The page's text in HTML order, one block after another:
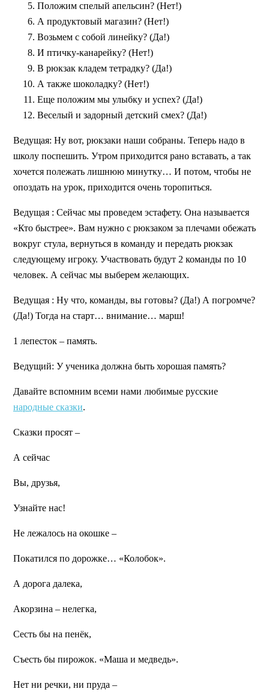
Положим спелый апельсин? (Нет!)
А продуктовый магазин? (Нет!)
Возьмем с собой линейку? (Да!)
И птичку-канарейку? (Нет!)
В рюкзак кладем тетрадку? (Да!)
А также шоколадку? (Нет!)
Еще положим мы улыбку и успех? (Да!)
Веселый и задорный детский смех? (Да!)
Ведущая: Ну вот, рюкзаки наши собраны. Теперь надо в
школу поспешить. Утром приходится рано вставать, а так
хочется полежать лишнюю минутку… И потом, чтобы не
опоздать на урок, приходится очень торопиться.
Ведущая : Сейчас мы проведем эстафету. Она называется
«Кто быстрее». Вам нужно с рюкзаком за плечами обежать
вокруг стула, вернуться в команду и передать рюкзак
следующему игроку. Участвовать будут 2 команды по 10
человек. А сейчас мы выберем желающих.
Ведущая : Ну что, команды, вы готовы? (Да!) А погромче?
(Да!) Тогда на старт… внимание… марш!
1 лепесток – память.
Ведущий: У ученика должна быть хорошая память?
Давайте вспомним всеми нами любимые русские
народные сказки.
Сказки просят –
А сейчас
Вы, друзья,
Узнайте нас!
Не лежалось на окошке –
Покатился по дорожке… «Колобок».
А дорога далека,
Акорзина – нелегка,
Сесть бы на пенёк,
Съесть бы пирожок. «Маша и медведь».
Нет ни речки, ни пруда –